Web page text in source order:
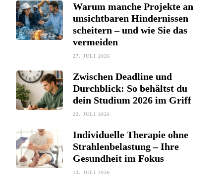
Warum manche Projekte an
unsichtbaren Hindernissen
scheitern – und wie Sie das
vermeiden
27. JULI 2026
Zwischen Deadline und
Durchblick: So behältst du
dein Studium 2026 im Griff
22. JULI 2026
Individuelle Therapie ohne
Strahlenbelastung – Ihre
Gesundheit im Fokus
13. JULI 2026